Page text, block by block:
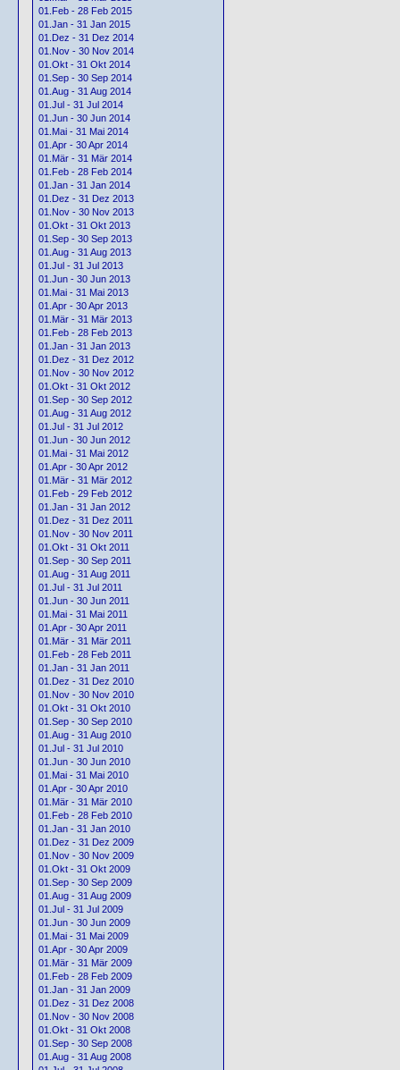
01.Feb - 28 Feb 2015
01.Jan - 31 Jan 2015
01.Dez - 31 Dez 2014
01.Nov - 30 Nov 2014
01.Okt - 31 Okt 2014
01.Sep - 30 Sep 2014
01.Aug - 31 Aug 2014
01.Jul - 31 Jul 2014
01.Jun - 30 Jun 2014
01.Mai - 31 Mai 2014
01.Apr - 30 Apr 2014
01.Mär - 31 Mär 2014
01.Feb - 28 Feb 2014
01.Jan - 31 Jan 2014
01.Dez - 31 Dez 2013
01.Nov - 30 Nov 2013
01.Okt - 31 Okt 2013
01.Sep - 30 Sep 2013
01.Aug - 31 Aug 2013
01.Jul - 31 Jul 2013
01.Jun - 30 Jun 2013
01.Mai - 31 Mai 2013
01.Apr - 30 Apr 2013
01.Mär - 31 Mär 2013
01.Feb - 28 Feb 2013
01.Jan - 31 Jan 2013
01.Dez - 31 Dez 2012
01.Nov - 30 Nov 2012
01.Okt - 31 Okt 2012
01.Sep - 30 Sep 2012
01.Aug - 31 Aug 2012
01.Jul - 31 Jul 2012
01.Jun - 30 Jun 2012
01.Mai - 31 Mai 2012
01.Apr - 30 Apr 2012
01.Mär - 31 Mär 2012
01.Feb - 29 Feb 2012
01.Jan - 31 Jan 2012
01.Dez - 31 Dez 2011
01.Nov - 30 Nov 2011
01.Okt - 31 Okt 2011
01.Sep - 30 Sep 2011
01.Aug - 31 Aug 2011
01.Jul - 31 Jul 2011
01.Jun - 30 Jun 2011
01.Mai - 31 Mai 2011
01.Apr - 30 Apr 2011
01.Mär - 31 Mär 2011
01.Feb - 28 Feb 2011
01.Jan - 31 Jan 2011
01.Dez - 31 Dez 2010
01.Nov - 30 Nov 2010
01.Okt - 31 Okt 2010
01.Sep - 30 Sep 2010
01.Aug - 31 Aug 2010
01.Jul - 31 Jul 2010
01.Jun - 30 Jun 2010
01.Mai - 31 Mai 2010
01.Apr - 30 Apr 2010
01.Mär - 31 Mär 2010
01.Feb - 28 Feb 2010
01.Jan - 31 Jan 2010
01.Dez - 31 Dez 2009
01.Nov - 30 Nov 2009
01.Okt - 31 Okt 2009
01.Sep - 30 Sep 2009
01.Aug - 31 Aug 2009
01.Jul - 31 Jul 2009
01.Jun - 30 Jun 2009
01.Mai - 31 Mai 2009
01.Apr - 30 Apr 2009
01.Mär - 31 Mär 2009
01.Feb - 28 Feb 2009
01.Jan - 31 Jan 2009
01.Dez - 31 Dez 2008
01.Nov - 30 Nov 2008
01.Okt - 31 Okt 2008
01.Sep - 30 Sep 2008
01.Aug - 31 Aug 2008